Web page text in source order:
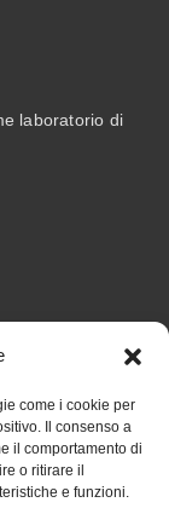
come i cookie per
Il consenso a
il comportamento di
o ritirare il
e funzioni.
laboratorio di